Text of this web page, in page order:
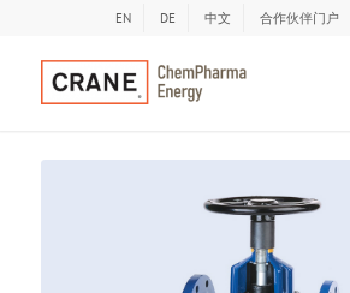
EN DE 中文 合作伙伴门户